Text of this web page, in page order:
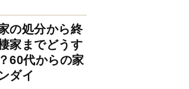
耳にすっぽり！オーテ
ィコン補聴器、新しい
スタイルで All in Ear
の「オーティコン ジー
ル」を発売